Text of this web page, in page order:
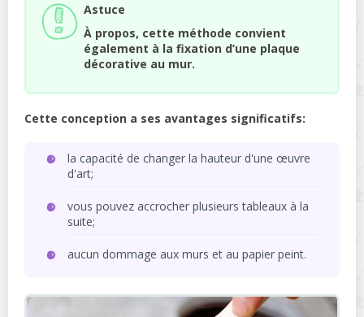
Astuce
À propos, cette méthode convient
également à la fixation d’une plaque
décorative au mur.
Cette conception a ses avantages significatifs:
la capacité de changer la hauteur d'une œuvre
d'art;
vous pouvez accrocher plusieurs tableaux à la
suite;
aucun dommage aux murs et au papier peint.